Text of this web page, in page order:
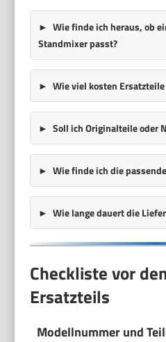
Wie finde ich heraus, ob
Standmixer passt?
Wie viel kosten
Soll ich Originalteile oder
Wie finde ich die
Wie lange dauert die
Checkliste vor
Ersatzteils
Modellnummer und